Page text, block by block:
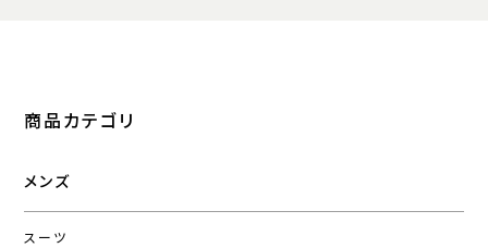
商品カテゴリ
メンズ
スーツ